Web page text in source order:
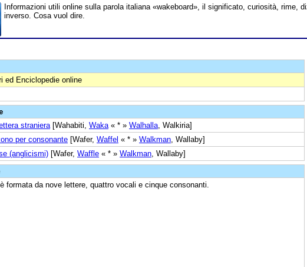
Informazioni utili online sulla parola italiana «wakeboard», il significato, curiosità, rime,
inverso. Cosa vuol dire.
ed Enciclopedie online
straniera [Wahabiti, Waka « * » Walhalla , Walkiria]
per consonante [Wafer, Waffel « * » Walkman , Wallaby]
(anglicismi) [Wafer, Waffle « * » Walkman , Wallaby]
è formata da nove lettere, quattro vocali e cinque consonanti.